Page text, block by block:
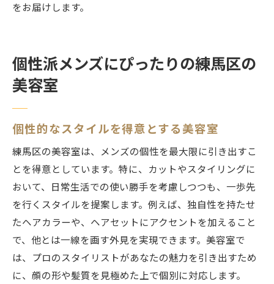
をお届けします。
個性派メンズにぴったりの練馬区の
美容室
個性的なスタイルを得意とする美容室
練馬区の美容室は、メンズの個性を最大限に引き出すこ
とを得意としています。特に、カットやスタイリングに
おいて、日常生活での使い勝手を考慮しつつも、一歩先
を行くスタイルを提案します。例えば、独自性を持たせ
たヘアカラーや、ヘアセットにアクセントを加えること
で、他とは一線を画す外見を実現できます。美容室で
は、プロのスタイリストがあなたの魅力を引き出すため
に、顔の形や髪質を見極めた上で個別に対応します。